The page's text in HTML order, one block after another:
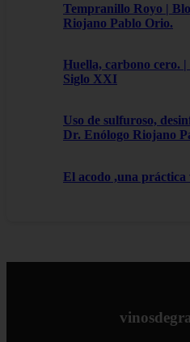
Tempranillo Royo |
Riojano Pablo Orio.
Huella, carbono cero.
Siglo XXI
Uso de sulfuroso,
Dr. Enólogo Riojano
El acodo ,una